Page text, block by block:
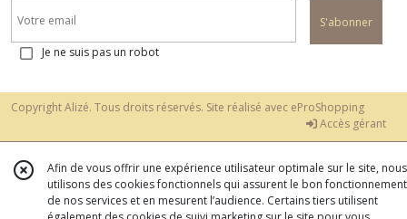
S'abonner
Je ne suis pas un robot
Copyright Alizé. Tous droits réservés. Site réalisé avec eProShopping
Accès gérant
Afin de vous offrir une expérience utilisateur optimale sur le site, nous
utilisons des cookies fonctionnels qui assurent le bon fonctionnement
de nos services et en mesurent l’audience. Certains tiers utilisent